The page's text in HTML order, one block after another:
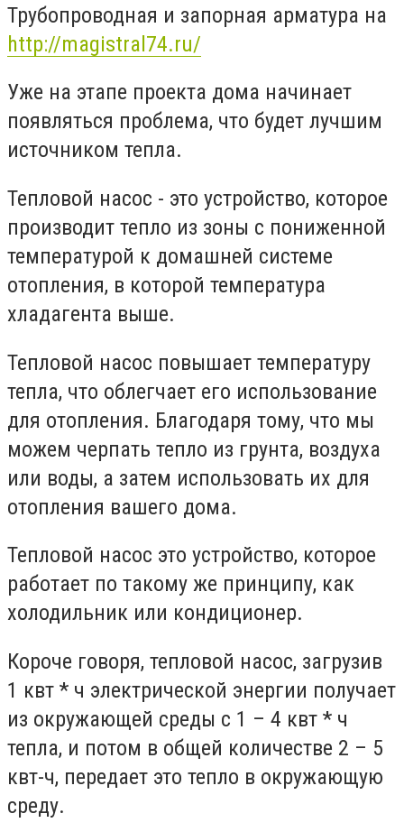
Трубопроводная и запорная арматура на
http://magistral74.ru/
Уже на этапе проекта дома начинает
появляться проблема, что будет лучшим
источником тепла.
Тепловой насос - это устройство, которое
производит тепло из зоны с пониженной
температурой к домашней системе
отопления, в которой температура
хладагента выше.
Тепловой насос повышает температуру
тепла, что облегчает его использование
для отопления. Благодаря тому, что мы
можем черпать тепло из грунта, воздуха
или воды, а затем использовать их для
отопления вашего дома.
Тепловой насос это устройство, которое
работает по такому же принципу, как
холодильник или кондиционер.
Короче говоря, тепловой насос, загрузив
1 квт * ч электрической энергии получает
из окружающей среды с 1 – 4 квт * ч
тепла, и потом в общей количестве 2 – 5
квт-ч, передает это тепло в окружающую
среду.